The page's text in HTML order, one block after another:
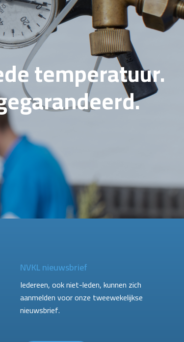
temperatuur.
NVKL nieuwsbrief
Iedereen, ook niet-leden, kunnen zich
aanmelden voor onze tweewekelijkse
nieuwsbrief.